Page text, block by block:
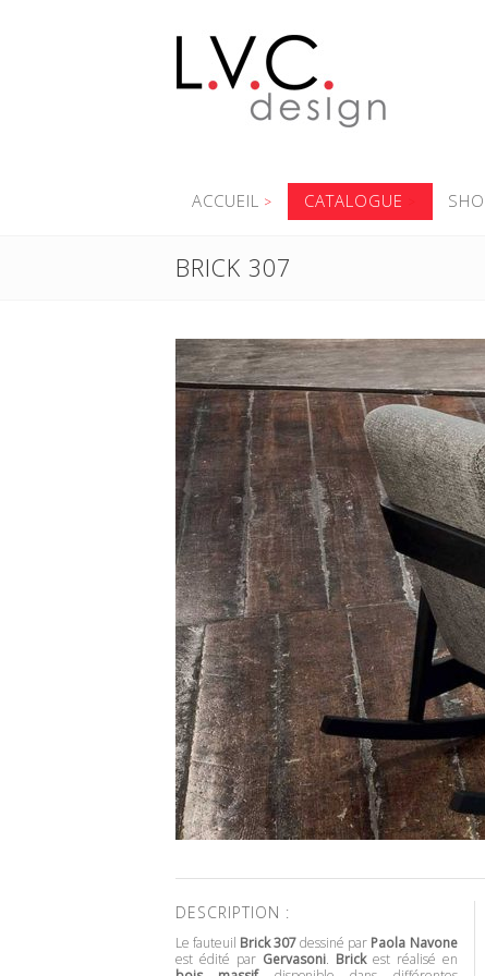
ACCUEIL CATALOGUE
BRICK 307
DESCRIPTION :
Le fauteuil Brick 307dessiné par Paola Navone
est édité par Gervasoni. Brickest réalisé en